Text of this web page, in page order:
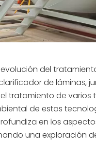
del
de
tratamiento de varios
de estas
en los
una exploración